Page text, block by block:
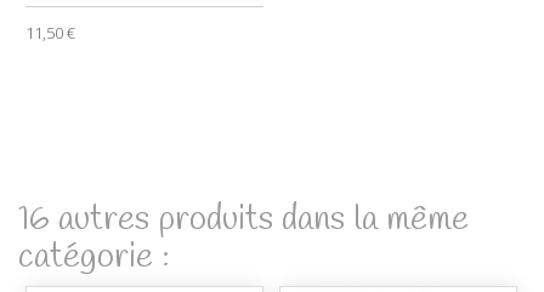
11,50 €
16 autres produits dans la même
catégorie :